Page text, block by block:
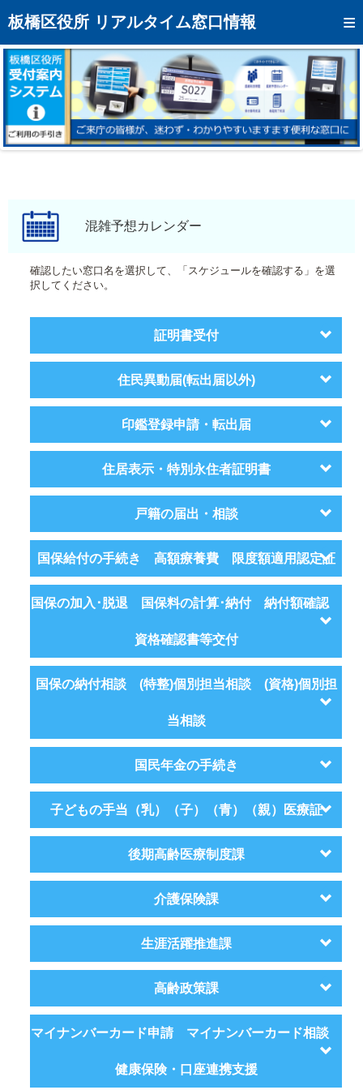
板橋区役所 リアルタイム窓口情報
トップページへ
混雑予想カレンダー
リアルタイム混雑状況
リアルタイム受付番号状況
メール通知登録
モバイルサイト
区役所フロアマップ
混雑予想カレンダー
確認したい窓口名を選択して、「スケジュールを確認する」を選
択してください。
証明書受付
住民異動届(転出届以外)
印鑑登録申請・転出届
住居表示・特別永住者証明書
戸籍の届出・相談
国保給付の手続き 高額療養費 限度額適用認定証
国保の加入･脱退 国保料の計算･納付 納付額確認
資格確認書等交付
国保の納付相談 (特整)個別担当相談 (資格)個別担
当相談
国民年金の手続き
子どもの手当（乳）（子）（青）（親）医療証
後期高齢医療制度課
介護保険課
生涯活躍推進課
高齢政策課
マイナンバーカード申請 マイナンバーカード相談
健康保険・口座連携支援